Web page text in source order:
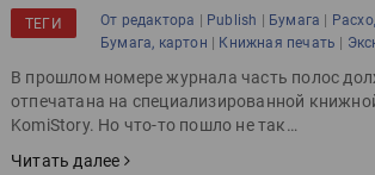
ТЕГИ От редактора | Publish | Бумага |
Бумага, картон | Книжная печать |
В прошлом номере журнала часть полос
отпечатана на специализированной
KomiStory. Но что-то пошло не так…
Читать далее